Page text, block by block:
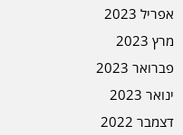
אפריל 2023
מרץ 2023
פברואר 2023
ינואר 2023
דצמבר 2022